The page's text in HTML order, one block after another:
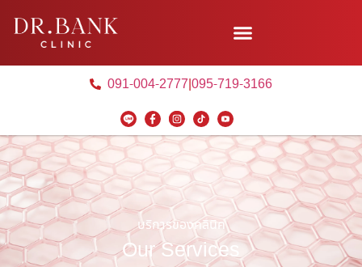
091-004-2777|095-719-3166
บริการของคลินิค
Our Services